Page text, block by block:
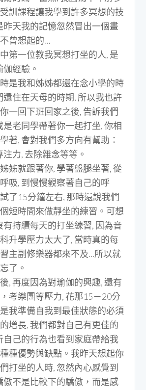
訓課程讓我學到許多冥想的技
昨天我的記憶忽然冒出一個畫
曾想起的…
第一位教我冥想打坐的人, 是
經驗。
是我和姊姊都還在念小學的時
還住在天母的時期, 所以我也許
一回下班回家之後, 告訴我們
是老同學帶著你一起打坐, 你相
著, 會對我們多方向有幫助：
力, 去除雜念等等。
姊就跟著你, 學著盤腿坐著, 從
吸, 到慢慢觀察著自己的呼
了15分鐘左右, 那時還說我們
短時間來做靜坐的練習。可想
有持續每天的打坐練習, 因為音
升學壓力太大了, 當時真的每
主副修樂器都來不及…所以就
了。
, 再度因為對瑜伽的興趣, 還有
考樂團等壓力, 花那15－20分
我準備自我到最佳狀態的必須
增長, 我們都對自己有更佳的
自己的行為也看到家庭帶給我
種優勢與缺點。我昨天想起你
打坐的人時, 忽然內心感覺到
傲不是比較下的驕傲，而是感